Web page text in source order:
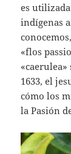
es
indígenas
«flos
1633, el
cómo los
la Pasión